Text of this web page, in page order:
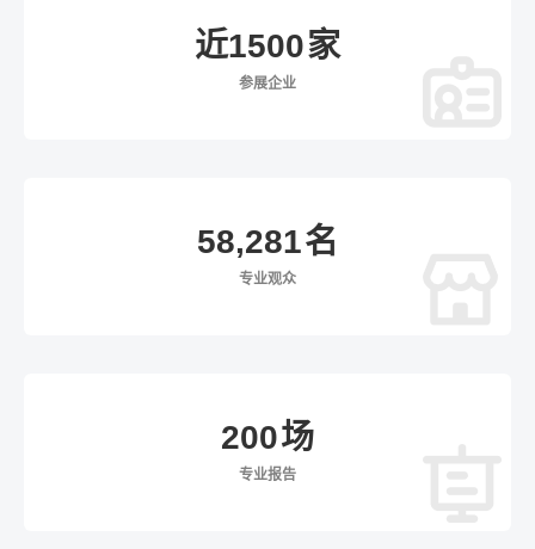
近1500家
参展企业
58,281名
专业观众
200场
专业报告